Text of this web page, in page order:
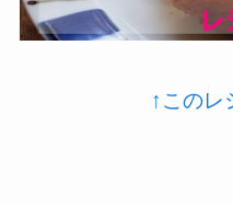
↑このレ